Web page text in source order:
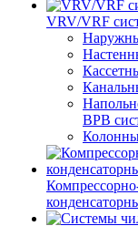
VRV/VRF
ВРВ